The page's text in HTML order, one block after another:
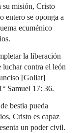
su misión, Cristo
entero se oponga a
ecuménico
la liberación
luchar contra el león
[Goliat]
Samuel 17: 36.
bestia pueda
Cristo es capaz
un poder civil.